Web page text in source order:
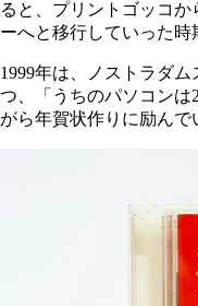
ると、プリントゴッコ
ーへと移行していった時
1999年は、ノストラダ
つ、「うちのパソコンは
がら年賀状作りに励んで